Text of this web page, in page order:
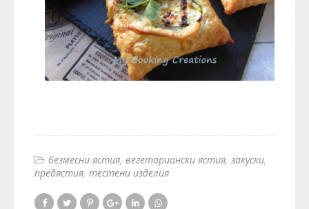
безмесни ястия вегетариански ястия закуски
предястия тестени изделия